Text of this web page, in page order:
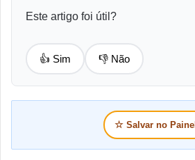
Este artigo foi útil?
👍 Sim 👎 Não
☆ Salvar no Painel